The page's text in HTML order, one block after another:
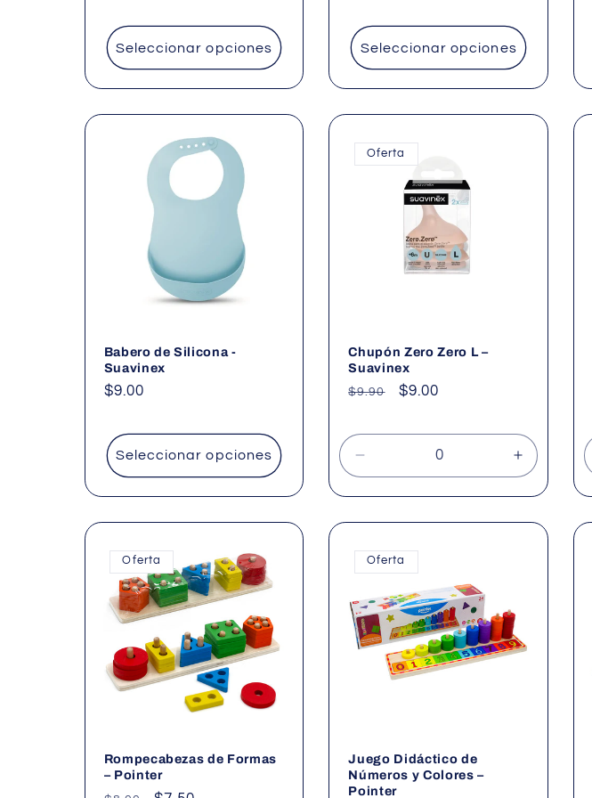
Seleccionar opciones Seleccionar opciones
Babero de Silicona -
Suavinex
Precio
$9.00
Seleccionar opciones
Oferta
Chupón Zero Zero L –
Suavinex
Precio
$9.90
Precio
oferta
$9.00
cantidad
para
Default
Aumentar
cantidad
para
Default
Title
Oferta
Rompecabezas de Formas
– Pointer
Oferta
Juego Didáctico de
Números y Colores –
Pointer